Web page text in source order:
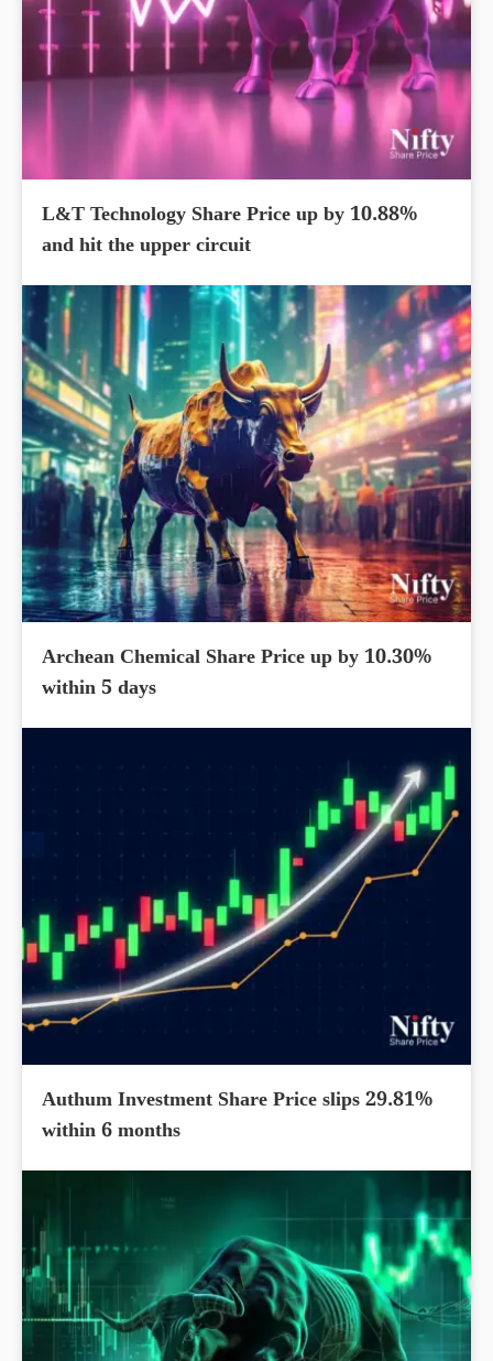
L&T Technology Share Price up by 10.88%
and hit the upper circuit
Archean Chemical Share Price up by 10.30%
within 5 days
Authum Investment Share Price slips 29.81%
within 6 months